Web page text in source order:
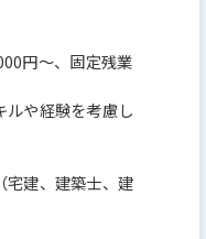
円～、固定残業
や経験を考慮し
宅建、建築士、建